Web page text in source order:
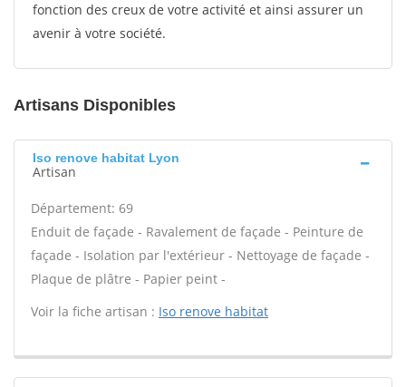
fonction des creux de votre activité et ainsi assurer un
avenir à votre société.
Artisans Disponibles
Iso renove habitat Lyon
Artisan
Département: 69
Enduit de façade - Ravalement de façade - Peinture de
façade - Isolation par l'extérieur - Nettoyage de façade -
Plaque de plâtre - Papier peint -
Voir la fiche artisan : Iso renove habitat